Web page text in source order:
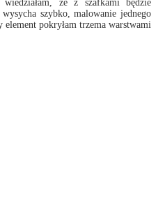
że z szafkami będzie
szybko, malowanie jednego
pokryłam trzema warstwami